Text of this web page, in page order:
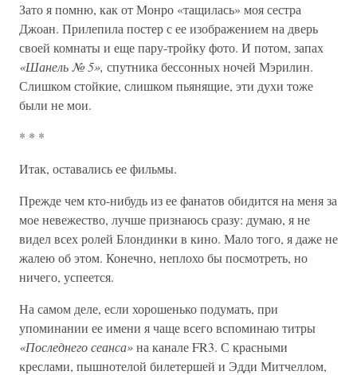
Зато я помню, как от Монро «тащилась» моя сестра
Джоан. Прилепила постер с ее изображением на дверь
своей комнаты и еще пару-тройку фото. И потом, запах
«Шанель № 5», спутника бессонных ночей Мэрилин.
Слишком стойкие, слишком пьянящие, эти духи тоже
были не мои.
* * *
Итак, оставались ее фильмы.
Прежде чем кто-нибудь из ее фанатов обидится на меня за
мое невежество, лучше признаюсь сразу: думаю, я не
видел всех ролей Блондинки в кино. Мало того, я даже не
жалею об этом. Конечно, неплохо бы посмотреть, но
ничего, успеется.
На самом деле, если хорошенько подумать, при
упоминании ее имени я чаще всего вспоминаю титры
«Последнего сеанса»на канале FR3. С красными
креслами, пышнотелой билетершей и Эдди Митчеллом,